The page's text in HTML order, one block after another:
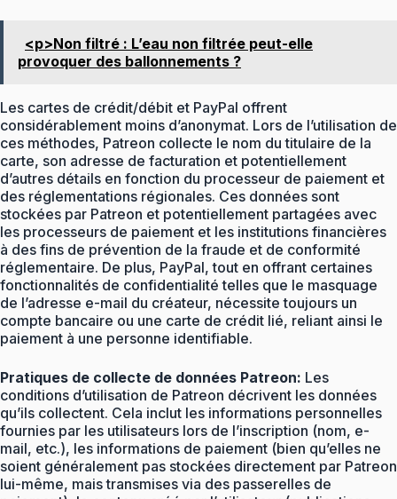
<p>Non filtré : L’eau non filtrée peut-elle
provoquer des ballonnements ?
Les cartes de crédit/débit et PayPal offrent
considérablement moins d’anonymat. Lors de l’utilisation de
ces méthodes, Patreon collecte le nom du titulaire de la
carte, son adresse de facturation et potentiellement
d’autres détails en fonction du processeur de paiement et
des réglementations régionales. Ces données sont
stockées par Patreon et potentiellement partagées avec
les processeurs de paiement et les institutions financières
à des fins de prévention de la fraude et de conformité
réglementaire. De plus, PayPal, tout en offrant certaines
fonctionnalités de confidentialité telles que le masquage
de l’adresse e-mail du créateur, nécessite toujours un
compte bancaire ou une carte de crédit lié, reliant ainsi le
paiement à une personne identifiable.
Pratiques de collecte de données Patreon: Les
conditions d’utilisation de Patreon décrivent les données
qu’ils collectent. Cela inclut les informations personnelles
fournies par les utilisateurs lors de l’inscription (nom, e-
mail, etc.), les informations de paiement (bien qu’elles ne
soient généralement pas stockées directement par Patreon
lui-même, mais transmises via des passerelles de